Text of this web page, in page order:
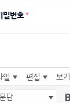
밀번호*
일 편집 보기
문단